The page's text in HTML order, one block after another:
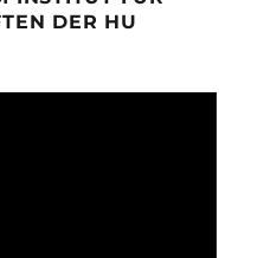
DER HU